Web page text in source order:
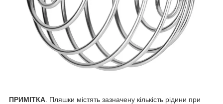
ПРИМІТКА . Пляшки містять зазначену кількість рідини при